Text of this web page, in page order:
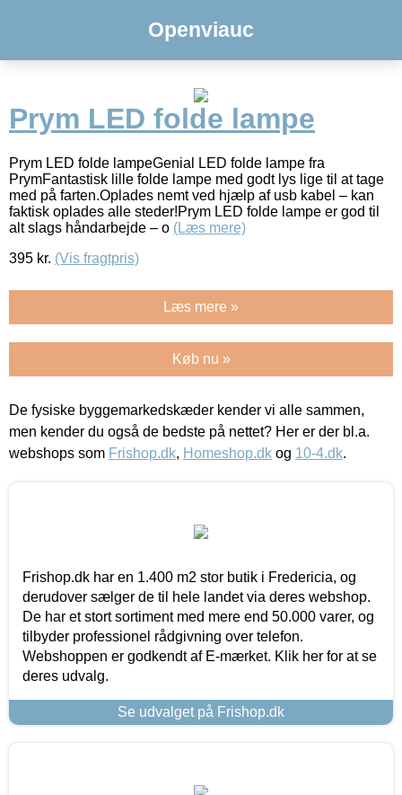
Openviauc
Prym LED folde lampe
Prym LED folde lampeGenial LED folde lampe fra
PrymFantastisk lille folde lampe med godt lys lige til at tage
med på farten.Oplades nemt ved hjælp af usb kabel – kan
faktisk oplades alle steder!Prym LED folde lampe er god til
alt slags håndarbejde – o (Læs mere)
395 kr. (Vis fragtpris)
Læs mere »
Køb nu »
De fysiske byggemarkedskæder kender vi alle sammen,
men kender du også de bedste på nettet? Her er der bl.a.
webshops som Frishop.dk, Homeshop.dk og 10-4.dk.
Frishop.dk har en 1.400 m2 stor butik i Fredericia, og
derudover sælger de til hele landet via deres webshop.
De har et stort sortiment med mere end 50.000 varer, og
tilbyder professionel rådgivning over telefon.
Webshoppen er godkendt af E-mærket. Klik her for at se
deres udvalg.
Se udvalget på Frishop.dk